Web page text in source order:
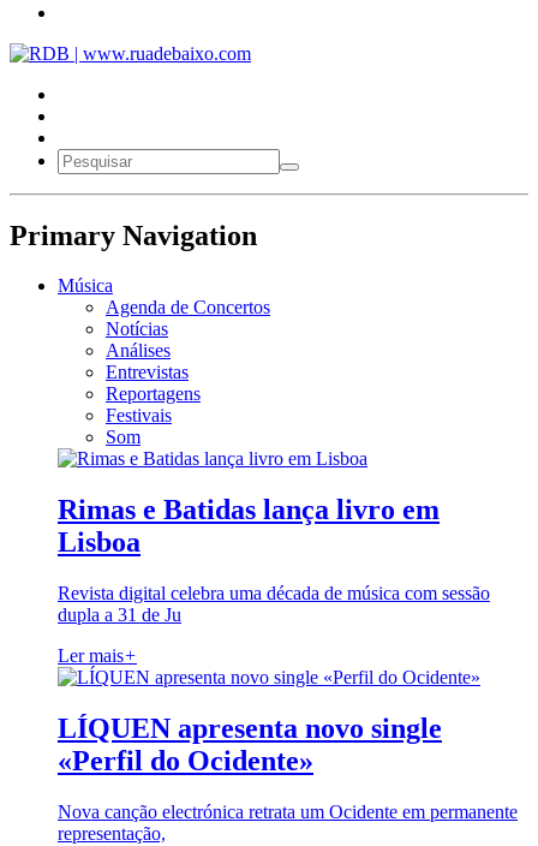
Primary Navigation
Música
Agenda de Concertos
Notícias
Análises
Entrevistas
Reportagens
Festivais
Som
Rimas e Batidas lança livro em
Lisboa
Revista digital celebra uma década de música com sessão
dupla a 31 de Ju
Ler mais+
LÍQUEN apresenta novo single
«Perfil do Ocidente»
Nova canção electrónica retrata um Ocidente em permanente
representação,